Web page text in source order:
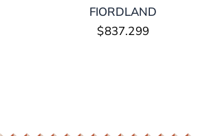
FIORDLAND
$837.299